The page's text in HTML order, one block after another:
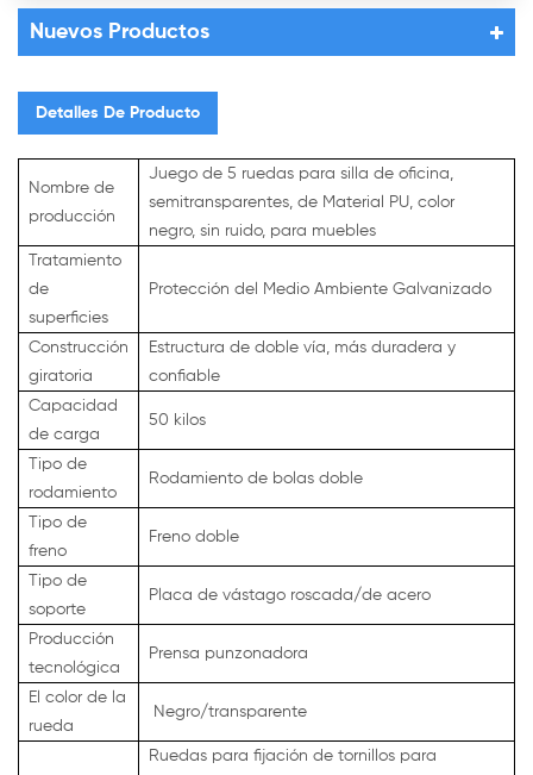
Nuevos Productos
Detalles De Producto
Nombre de
producción
Juego de 5 ruedas para silla de oficina,
semitransparentes, de Material PU, color
negro, sin ruido, para muebles
Tratamiento
de
superficies
Protección del Medio Ambiente Galvanizado
Construcción
giratoria
Estructura de doble vía, más duradera y
confiable
Capacidad
de carga
50 kilos
Tipo de
rodamiento
Rodamiento de bolas doble
Tipo de
freno
Freno doble
Tipo de
soporte
Placa de vástago roscada/de acero
Producción
tecnológica
Prensa punzonadora
El color de la
rueda
Negro/transparente
Ruedas para fijación de tornillos para